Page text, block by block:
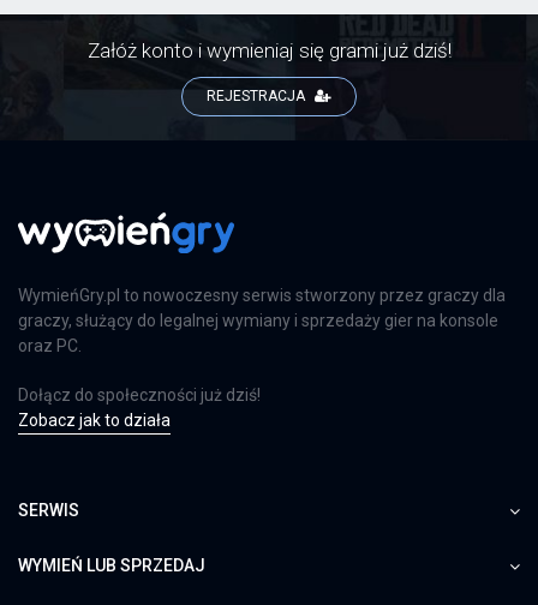
Załóż konto i wymieniaj się grami już dziś!
REJESTRACJA
WymieńGry.pl to nowoczesny serwis stworzony przez graczy dla
graczy, służący do legalnej wymiany i sprzedaży gier na konsole
oraz PC.
Dołącz do społeczności już dziś!
Zobacz jak to działa
SERWIS
WYMIEŃ LUB SPRZEDAJ